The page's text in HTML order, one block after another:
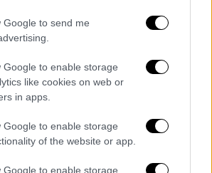
Google to send me
Google to enable storage
like cookies on web or
in apps.
Google to enable storage
of the website or app.
Google to enable storage
του Τσιμίκα λίγο πριν
η Ουγγαρία προσπάθησε
με τον Σζομποσλάι
ήταν ξανά
Η Ελλάδα «άγγιξε» το γκολ
Παυλίδης σημάδεψε το